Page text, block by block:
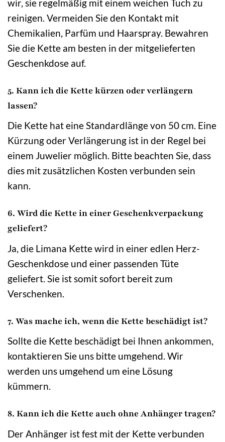
wir, sie regelmäßig mit einem weichen Tuch zu
reinigen. Vermeiden Sie den Kontakt mit
Chemikalien, Parfüm und Haarspray. Bewahren
Sie die Kette am besten in der mitgelieferten
Geschenkdose auf.
5. Kann ich die Kette kürzen oder verlängern
lassen?
Die Kette hat eine Standardlänge von 50 cm. Eine
Kürzung oder Verlängerung ist in der Regel bei
einem Juwelier möglich. Bitte beachten Sie, dass
dies mit zusätzlichen Kosten verbunden sein
kann.
6. Wird die Kette in einer Geschenkverpackung
geliefert?
Ja, die Limana Kette wird in einer edlen Herz-
Geschenkdose und einer passenden Tüte
geliefert. Sie ist somit sofort bereit zum
Verschenken.
7. Was mache ich, wenn die Kette beschädigt ist?
Sollte die Kette beschädigt bei Ihnen ankommen,
kontaktieren Sie uns bitte umgehend. Wir
werden uns umgehend um eine Lösung
kümmern.
8. Kann ich die Kette auch ohne Anhänger tragen?
Der Anhänger ist fest mit der Kette verbunden